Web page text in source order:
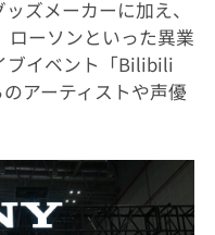
ズメーカーに加え、
ローソンといった異業
ブイベント「Bilibili
アーティストや声優